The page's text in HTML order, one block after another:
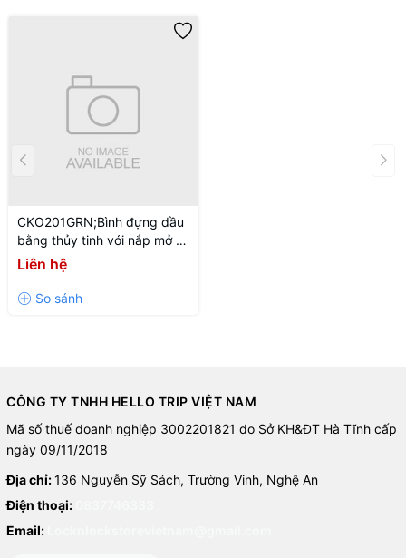
CKO201GRN;Bình đựng dầu
bằng thủy tinh với nắp mở tự
động Lock & Lock 550ml -
Màu xanh lá cây
Liên hệ
CÔNG TY TNHH HELLO TRIP VIỆT NAM
Mã số thuế doanh nghiệp 3002201821 do Sở KH&ĐT Hà Tĩnh cấp
ngày 09/11/2018
Địa chỉ:136 Nguyễn Sỹ Sách, Trường Vinh, Nghệ An
Điện thoại:
Email: